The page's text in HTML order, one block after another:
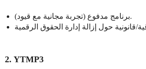
برنامج مدفوع (تجربة مجانية مع قيود).
2. YTMP3